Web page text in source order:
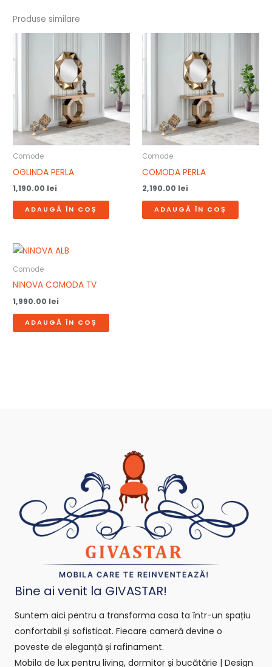
Produse similare
Comode
OGLINDA PERLA
1,190.00 lei
ADAUGĂ ÎN COȘ
Comode
COMODA PERLA
2,190.00 lei
ADAUGĂ ÎN COȘ
Comode
NINOVA COMODA TV
1,990.00 lei
ADAUGĂ ÎN COȘ
Bine ai venit la GIVASTAR!
Suntem aici pentru a transforma casa ta într-un spațiu
confortabil și sofisticat. Fiecare cameră devine o
poveste de eleganță și rafinament.
Mobila de lux pentru living, dormitor și bucătărie | Design